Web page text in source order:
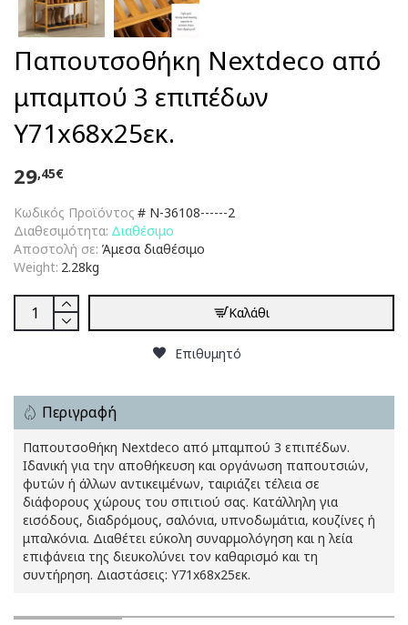
Παπουτσοθήκη Nextdeco από
μπαμπού 3 επιπέδων
Υ71x68x25εκ.
Κωδικός Προϊόντος # N-36108------2
Διαθεσιμότητα: Διαθέσιμο
Αποστολή σε: Άμεσα διαθέσιμο
Weight: 2.28kg
29,45€
Καλάθι
Επιθυμητό
Περιγραφή
Παπουτσοθήκη Nextdeco από μπαμπού 3 επιπέδων.
Ιδανική για την αποθήκευση και οργάνωση παπουτσιών,
φυτών ή άλλων αντικειμένων, ταιριάζει τέλεια σε
διάφορους χώρους του σπιτιού σας. Κατάλληλη για
εισόδους, διαδρόμους, σαλόνια, υπνοδωμάτια, κουζίνες ή
μπαλκόνια. Διαθέτει εύκολη συναρμολόγηση και η λεία
επιφάνεια της διευκολύνει τον καθαρισμό και τη
συντήρηση. Διαστάσεις: Υ71x68x25εκ.